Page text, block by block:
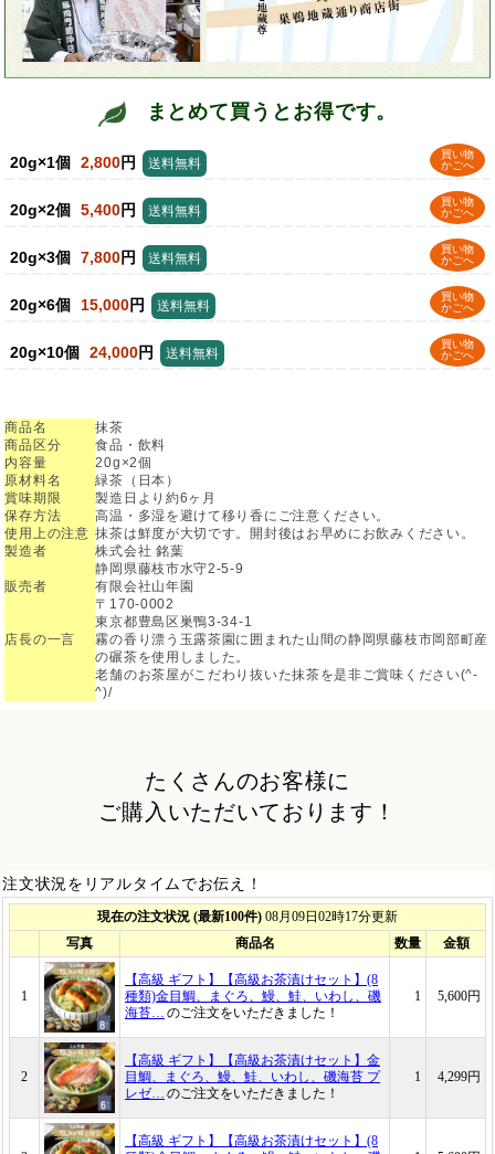
まとめて買うとお得です。
20g×1個 2,800円
買い物
かごへ
送料無料
20g×2個 5,400円
買い物
かごへ
送料無料
20g×3個 7,800円
買い物
かごへ
送料無料
20g×6個 15,000円
買い物
かごへ
送料無料
20g×10個 24,000円
買い物
かごへ
送料無料
商品名
抹茶
商品区分
食品・飲料
内容量
20g×2個
原材料名
緑茶（日本）
賞味期限
製造日より約6ヶ月
保存方法
高温・多湿を避けて移り香にご注意ください。
使用上の注意 抹茶は鮮度が大切です。開封後はお早めにお飲みください。
製造者
株式会社 銘葉
静岡県藤枝市水守2-5-9
販売者
有限会社山年園
〒170-0002
東京都豊島区巣鴨3-34-1
店長の一言
霧の香り漂う玉露茶園に囲まれた山間の静岡県藤枝市岡部町産
の碾茶を使用しました。
老舗のお茶屋がこだわり抜いた抹茶を是非ご賞味ください(^-
^)/
たくさんのお客様に
ご購入いただいております！
注文状況をリアルタイムでお伝え！